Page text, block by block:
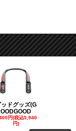
ッドグッズ(G
OODGOOD
円(税込5,940
円)